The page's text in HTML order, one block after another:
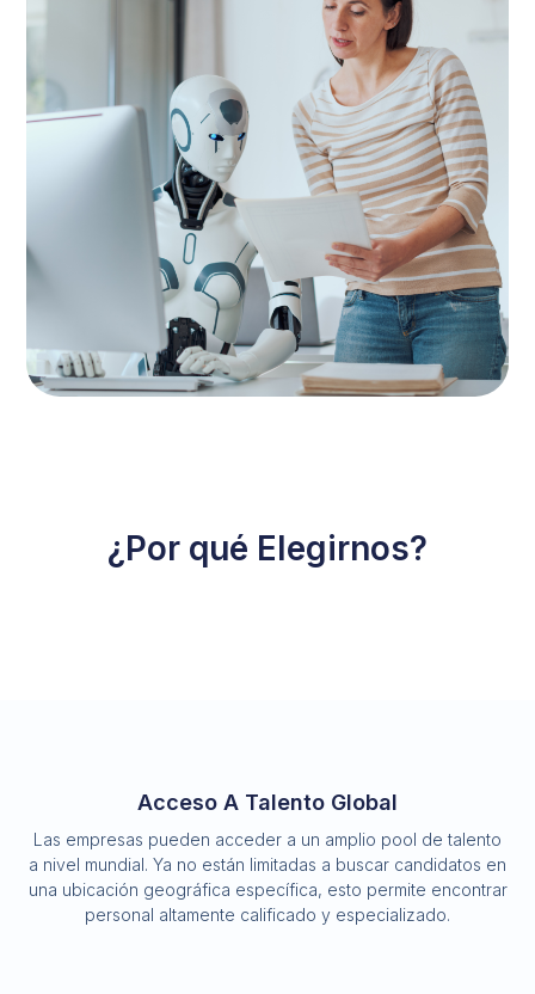
¿Por qué Elegirnos?
Acceso A Talento Global
Las empresas pueden acceder a un amplio pool de talento
a nivel mundial. Ya no están limitadas a buscar candidatos en
una ubicación geográfica específica, esto permite encontrar
personal altamente calificado y especializado.